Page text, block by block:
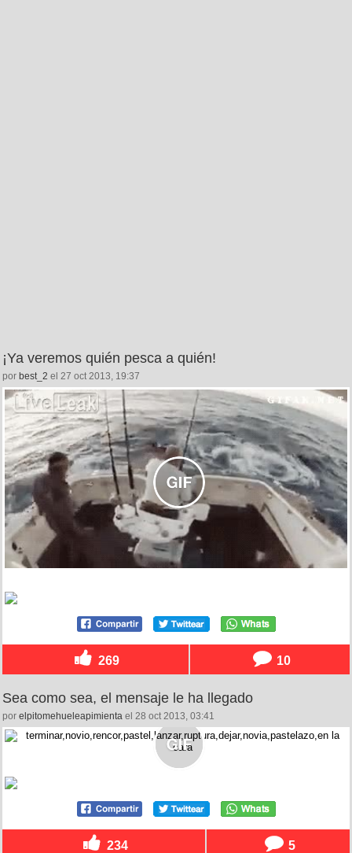
¡Ya veremos quién pesca a quién!
por best_2 el 27 oct 2013, 19:37
269 10
Sea como sea, el mensaje le ha llegado
por elpitomehueleapimienta el 28 oct 2013, 03:41
234 5